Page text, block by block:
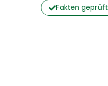
Fakten geprüft